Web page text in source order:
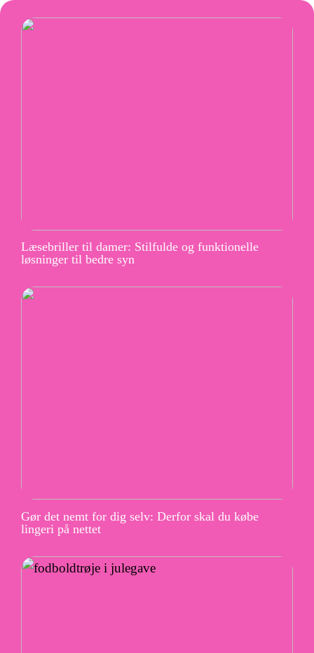
Læsebriller til damer: Stilfulde og funktionelle
løsninger til bedre syn
Gør det nemt for dig selv: Derfor skal du købe
lingeri på nettet